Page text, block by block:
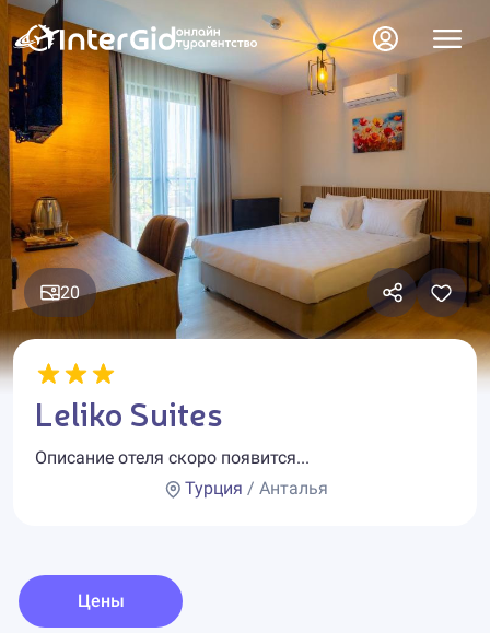
20
Leliko Suites
Описание отеля скоро появится...
Турция / Анталья
Цены